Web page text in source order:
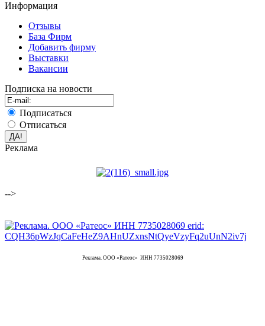
Информация
Отзывы
База Фирм
Добавить фирму
Выставки
Вакансии
Подписка на новости
Подписаться
Отписаться
Реклама
-->
Реклама. ООО «Ратеос» ИНН 7735028069